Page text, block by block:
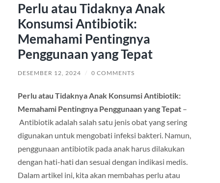
Perlu atau Tidaknya Anak
Konsumsi Antibiotik:
Memahami Pentingnya
Penggunaan yang Tepat
DESEMBER 12, 2024 / 0 COMMENTS
Perlu atau Tidaknya Anak Konsumsi Antibiotik:
Memahami Pentingnya Penggunaan yang Tepat–
Antibiotik adalah salah satu jenis obat yang sering
digunakan untuk mengobati infeksi bakteri. Namun,
penggunaan antibiotik pada anak harus dilakukan
dengan hati-hati dan sesuai dengan indikasi medis.
Dalam artikel ini, kita akan membahas perlu atau